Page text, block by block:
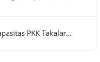
PKK Takalar…